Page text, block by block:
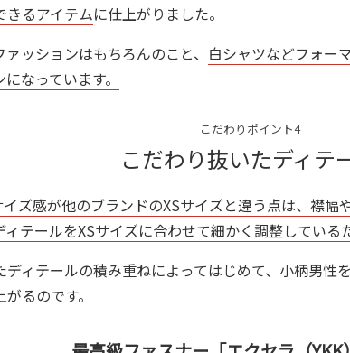
きるアイテムに仕上がりました。
ッションはもちろんのこと、 白シャツなどフォー
なっています。
こだわりポイント4
こだわり抜いたディテ
ズ感が他のブランドのXSサイズと違う点は、襟幅
ィテールをXSサイズに合わせて細かく調整している
ディテールの積み重ねによってはじめて、小柄男性
るのです。